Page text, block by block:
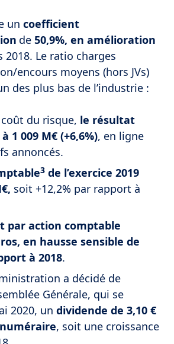
un coefficient
de 50,9%, en amélioration
2018. Le ratio charges
encours moyens (hors JVs)
des plus bas de l’industrie :
du risque, le résultat
à 1 009 M€ (+6,6%), en ligne
annoncés.
3 de l’exercice 2019
soit +12,2% par rapport à
par action comptable
en hausse sensible de
à 2018.
a décidé de
Générale, qui se
2020, un dividende de 3,10 €
, soit une croissance